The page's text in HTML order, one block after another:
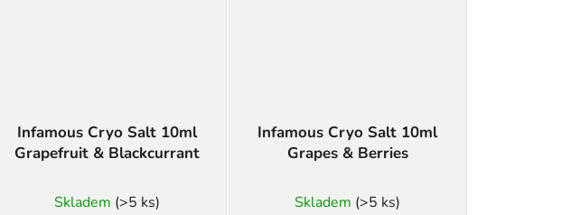
Infamous Cryo Salt 10ml
Grapefruit & Blackcurrant
Skladem (>5 ks)
Infamous Cryo Salt 10ml
Grapes & Berries
Skladem (>5 ks)